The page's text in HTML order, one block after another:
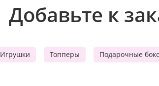
Добавьте к
Игрушки Топперы Подарочные